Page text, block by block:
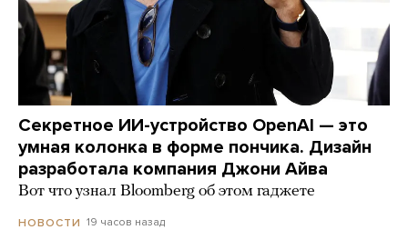
Секретное ИИ-устройство OpenAI — это
умная колонка в форме пончика. Дизайн
разработала компания Джони Айва
Вот что узнал Bloomberg об этом гаджете
НОВОСТИ 19 часов назад